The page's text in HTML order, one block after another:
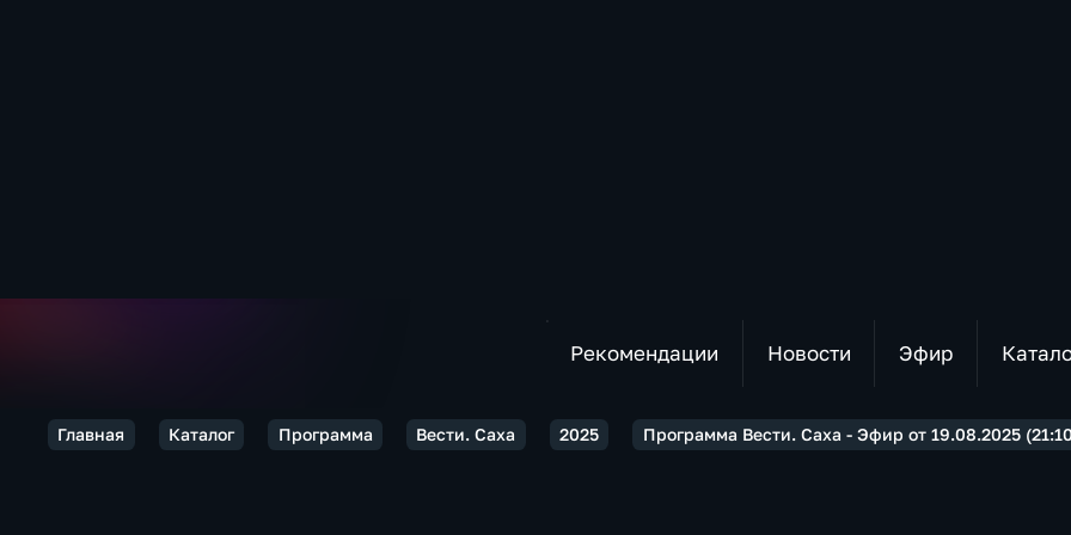
Рекомендации Новости Эфир
Главная Каталог Программа Вести. Саха 2025 Программа Вести. Саха - Эфир от 19.08.2025